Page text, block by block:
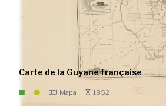
Carte de la Guyane française
Mapa 1852